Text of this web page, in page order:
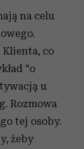
na celu
Klienta, co
“o
u
Rozmowa
tej osoby.
żeby